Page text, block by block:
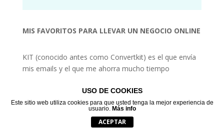
MIS FAVORITOS PARA LLEVAR UN NEGOCIO ONLINE
KIT (conocido antes como Convertkit) es el que envía
mis emails y el que me ahorra mucho tiempo
desde 2015! Melissa Manco
USO DE COOKIES
Este sitio web utiliza cookies para que usted tenga la mejor experiencia de
usuario. Más info
ACEPTAR